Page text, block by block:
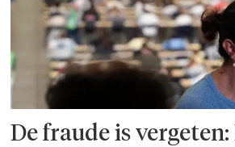
De fraude is